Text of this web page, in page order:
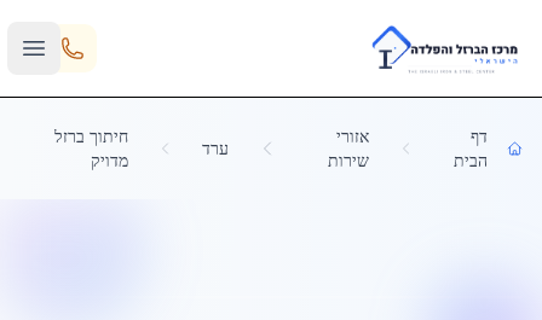
Skip to main content
דף
הבית
אזורי
שירות
ערד
חיתוך ברזל
מדויק